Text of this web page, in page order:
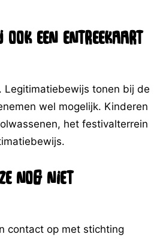
ook een entreekaart
Legitimatiebewijs tonen bij de
wel mogelijk. Kinderen
het festivalterrein
nog niet
contact op met stichting